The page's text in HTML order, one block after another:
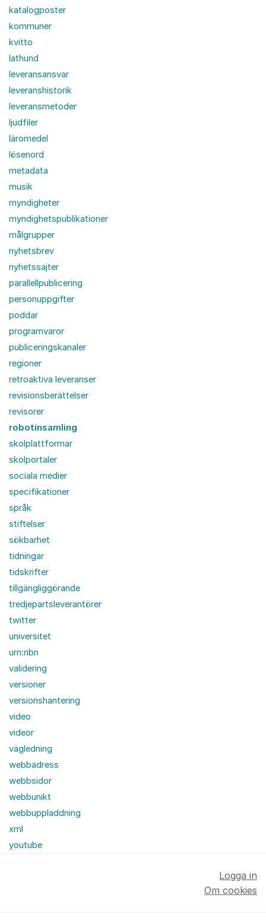
katalogposter
kommuner
kvitto
lathund
leveransansvar
leveranshistorik
leveransmetoder
ljudfiler
läromedel
lösenord
metadata
musik
myndigheter
myndighetspublikationer
målgrupper
nyhetsbrev
nyhetssajter
parallellpublicering
personuppgifter
poddar
programvaror
publiceringskanaler
regioner
retroaktiva leveranser
revisionsberättelser
revisorer
robotinsamling
skolplattformar
skolportaler
sociala medier
specifikationer
språk
stiftelser
sökbarhet
tidningar
tidskrifter
tillgängliggörande
tredjepartsleverantörer
twitter
universitet
urn:nbn
validering
versioner
versionshantering
video
videor
vägledning
webbadress
webbsidor
webbunikt
webbuppladdning
xml
youtube
Logga in
Om cookies